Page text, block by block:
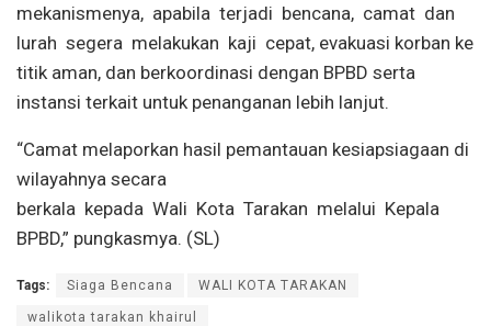
mekanismenya, apabila terjadi bencana, camat dan
lurah segera melakukan kaji cepat, evakuasi korban ke
titik aman, dan berkoordinasi dengan BPBD serta
instansi terkait untuk penanganan lebih lanjut.
“Camat melaporkan hasil pemantauan kesiapsiagaan di
wilayahnya secara
berkala kepada Wali Kota Tarakan melalui Kepala
BPBD,” pungkasmya. (SL)
Tags: Siaga Bencana WALI KOTA TARAKAN
walikota tarakan khairul